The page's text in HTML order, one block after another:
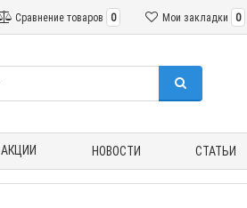
Мои закладки 0
Сравнение товаров 0
АКЦИИ НОВОСТИ СТАТЬИ